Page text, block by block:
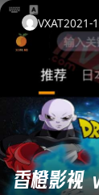
VXAT2021-
香橙影视